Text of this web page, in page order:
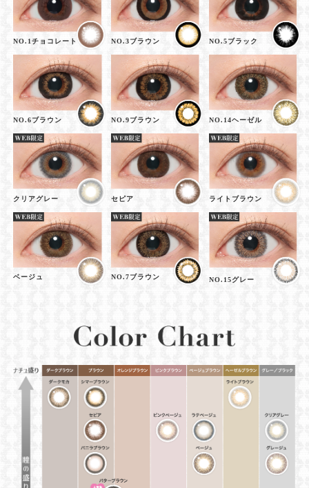
NO.1チョコレート NO.3ブラウン NO.5ブラック
NO.6ブラウン NO.9ブラウン NO.14ヘーゼル
クリアグレー セピア ライトブラウン
ベージュ NO.7ブラウン NO.15グレー